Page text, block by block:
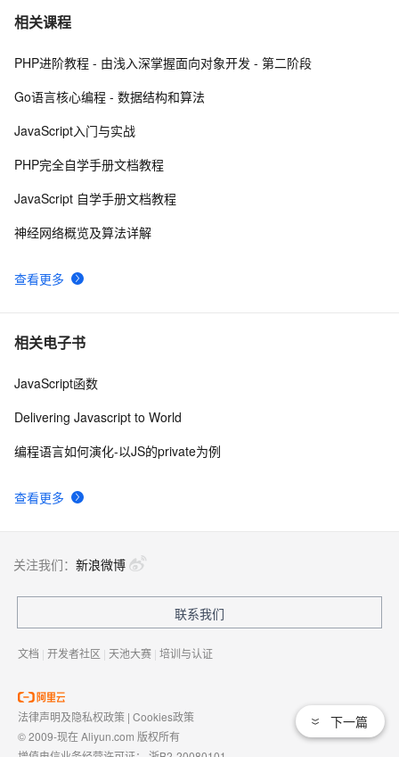
html5+div+CSS+JavaScript-优雅草卓伊凡-做一条关于新
年的代码分享给你们-为了C站的分拼一下子
7 JavaScript 技术篇-js获取表格元素tr、th、td相对于父节
8 JavaScript中的Math对象
10javascript：FF/Chrome 与 IE 动态加载元素的区别
相关课程
查看更多
PHP进阶教程 - 由浅入深掌握面向对象开发 - 第二阶段
Go语言核心编程 - 数据结构和算法
JavaScript入门与实战
PHP完全自学手册文档教程
JavaScript 自学手册文档教程
神经网络概览及算法详解
相关电子书
查看更多
JavaScript函数
Delivering Javascript to World
编程语言如何演化-以JS的private为例
下一篇
关注我们： 新浪微博
联系我们
文档 | 开发者社区 | 天池大赛 | 培训与认证
法律声明及隐私权政策 | Cookies政策
© 2009-现在 Aliyun.com 版权所有